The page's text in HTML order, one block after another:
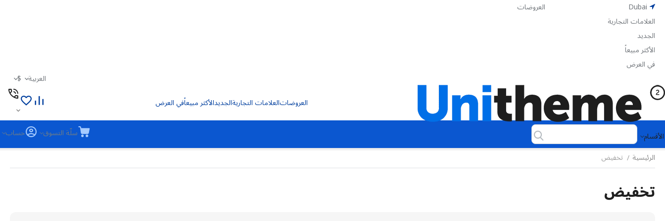
Dubai
العروضات
العلامات التجارية
الجديد
الأكثر مبيعاً
في العرض
$ العربية
العروضاتالعلامات التجاريةالجديدالأكثر مبيعاًفي العرض
الأقسام سلّة التسوق
حساب
الرئيسية / تخفيض
تخفيض